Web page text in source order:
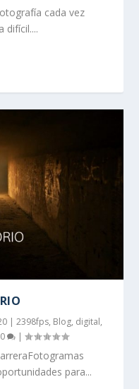
cada vez
difícil....
|2398fps, Blog, digital,
0 |
para...